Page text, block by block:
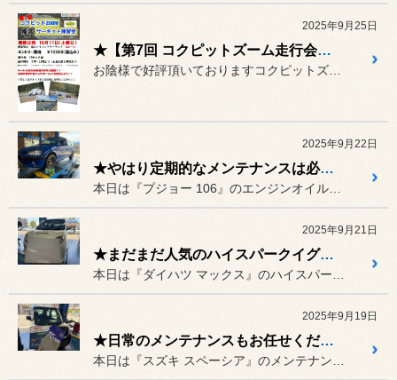
2025年9月25日
★【第7回 コクピットズーム走行会】いよいよ約２週間前になりました♪★
2025年9月22日
★やはり定期的なメンテナンスは必須ですね プジョー 106★
本日は『プジョー 106』のエンジンオイルを交換していきます！！
2025年9月21日
★まだまだ人気のハイスパークイグニッション ダイハツ MAXに取り付け★
本日は『ダイハツ マックス』のハイスパークイグニッションコイルを取...
2025年9月19日
★日常のメンテナンスもお任せください スズキ スペーシア★
本日は『スズキ スペーシア』のメンテナンスを行っていきます！！